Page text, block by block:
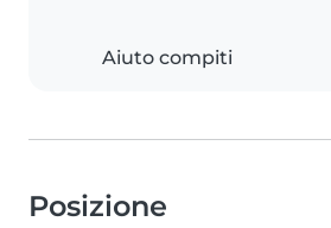
Aiuto compiti
Posizione